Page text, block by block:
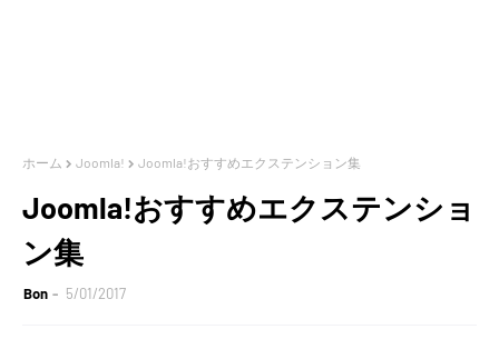
ホーム Joomla! Joomla!おすすめエクステンション集
Joomla!おすすめエクステンショ
ン集
Bon 5/01/2017